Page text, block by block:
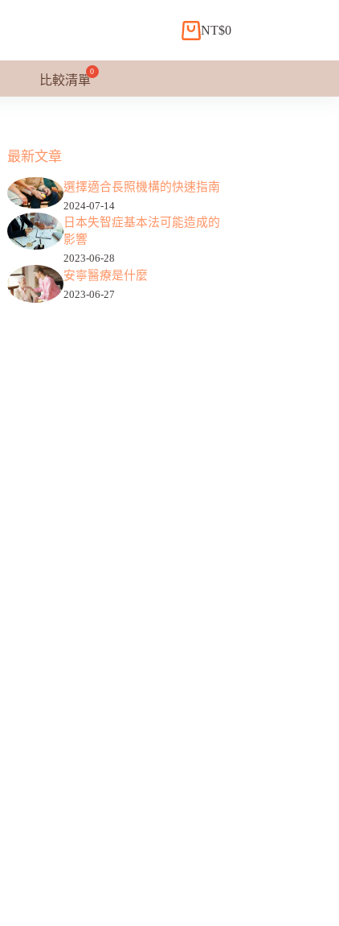
購
物
NT$0
比較清單
最新文章
選擇適合長照機構的快速指南
2024-07-14
日本失智症基本法可能造成的
影響
2023-06-28
安寧醫療是什麼
2023-06-27